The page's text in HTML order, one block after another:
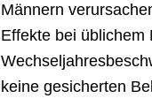
Männern
Effekte bei üblichem
keine gesicherten